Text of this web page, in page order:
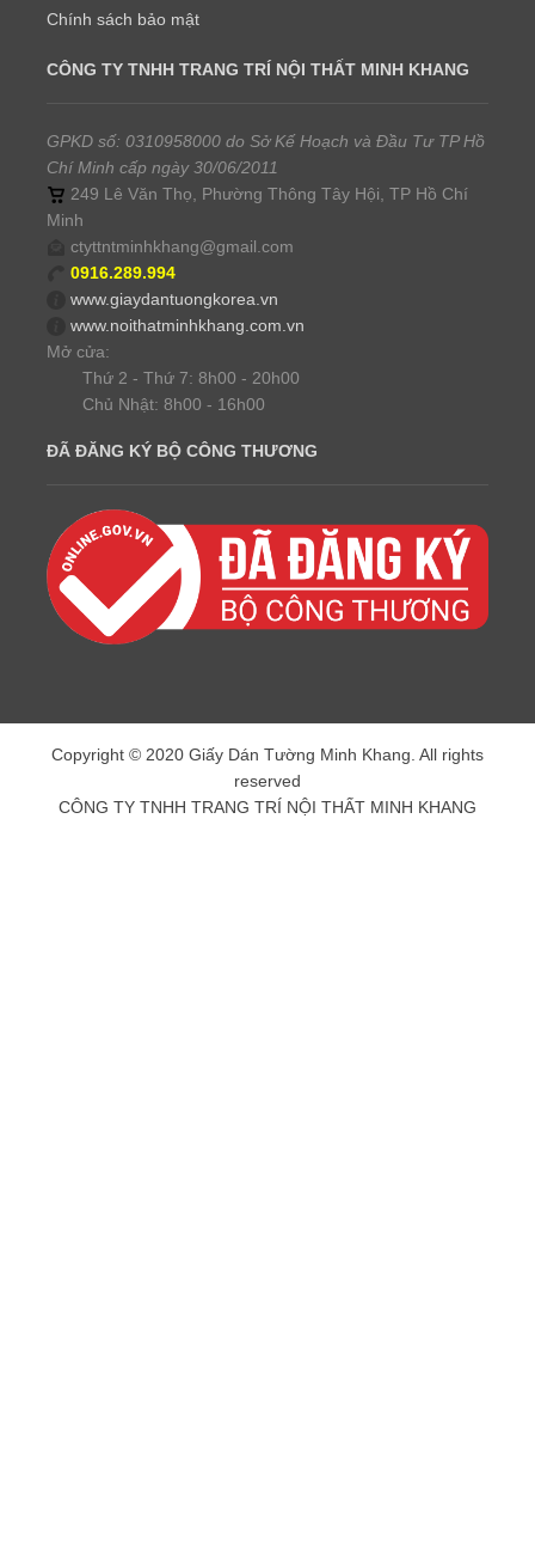
Chính sách bảo mật
CÔNG TY TNHH TRANG TRÍ NỘI THẤT MINH KHANG
GPKD số: 0310958000 do Sở Kế Hoạch và Đầu Tư TP Hồ
Chí Minh cấp ngày 30/06/2011
249 Lê Văn Thọ, Phường Thông Tây Hội, TP Hồ Chí
Minh
ctyttntminhkhang@gmail.com
0916.289.994
www.giaydantuongkorea.vn
www.noithatminhkhang.com.vn
Mở cửa:
Thứ 2 - Thứ 7: 8h00 - 20h00
Chủ Nhật: 8h00 - 16h00
ĐÃ ĐĂNG KÝ BỘ CÔNG THƯƠNG
Copyright © 2020 Giấy Dán Tường Minh Khang. All rights
reserved
CÔNG TY TNHH TRANG TRÍ NỘI THẤT MINH KHANG